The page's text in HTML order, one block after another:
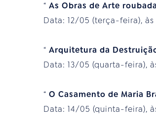
“ As Obras de Arte
Data: 12/05 (terça-feira), às
“ Arquitetura da
Data: 13/05 (quarta-feira),
“ O Casamento de Maria
Data: 14/05 (quinta-feira),